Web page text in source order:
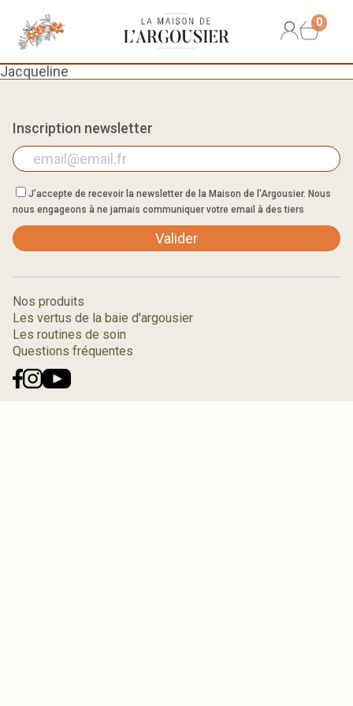
0
Jacqueline
Nos produits
Les vertus de la baie d'argousier
Les routines de soin
Questions fréquentes
Inscription newsletter
J’accepte de recevoir la newsletter de la Maison de l'Argousier. Nous
nous engageons à ne jamais communiquer votre email à des tiers
Valider